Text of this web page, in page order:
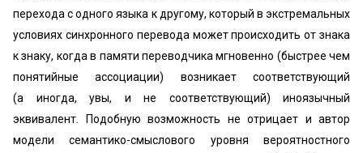
перехода с одного языка к другому, который в экстремальных
условиях синхронного перевода может происходить от знака
к знаку, когда в памяти переводчика мгновенно (быстрее чем
понятийные ассоциации) возникает соответствующий
(а иногда, увы, и не соответствующий) иноязычный
эквивалент. Подобную возможность не отрицает и автор
модели семантико-смыслового уровня вероятностного